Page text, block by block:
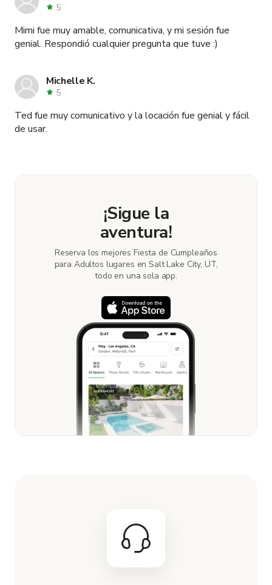
5
Mimi fue muy amable, comunicativa, y mi sesión fue
genial. Respondió cualquier pregunta que tuve :)
Michelle K.
5
Ted fue muy comunicativo y la locación fue genial y fácil
de usar.
¡Sigue la
aventura!
Reserva los mejores Fiesta de Cumpleaños
para Adultos lugares en Salt Lake City, UT,
todo en una sola app.